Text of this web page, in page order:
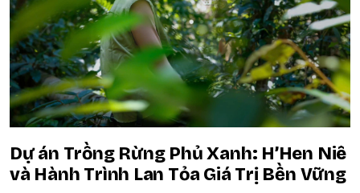
Dự án Trồng Rừng Phủ Xanh: H’Hen Niê
và Hành Trình Lan Tỏa Giá Trị Bền Vững